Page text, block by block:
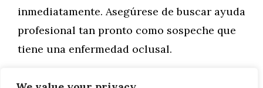
inmediatamente. Asegúrese de buscar ayuda
profesional tan pronto como sospeche que
tiene una enfermedad oclusal.